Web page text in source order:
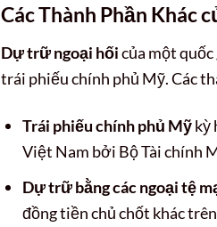
Các Thành Phần Khác
Dự trữ ngoại hốicủa một
trái phiếu chính phủ Mỹ. Các
Trái phiếu chính phủ Mỹkỳ
Việt Nam bởi Bộ Tài chính
Dự trữ bằng các ngoại tệ
đồng tiền chủ chốt khác